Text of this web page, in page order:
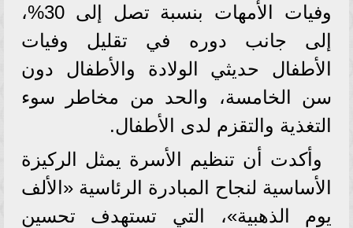
وفيات الأمهات بنسبة تصل إلى 30%،
إلى جانب دوره في تقليل وفيات
الأطفال حديثي الولادة والأطفال دون
سن الخامسة، والحد من مخاطر سوء
التغذية والتقزم لدى الأطفال.
وأكدت أن تنظيم الأسرة يمثل الركيزة
الأساسية لنجاح المبادرة الرئاسية «الألف
يوم الذهبية»، التي تستهدف تحسين